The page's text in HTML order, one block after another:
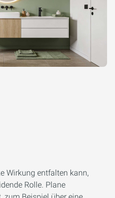
Wirkung entfalten kann,
Rolle. Plane